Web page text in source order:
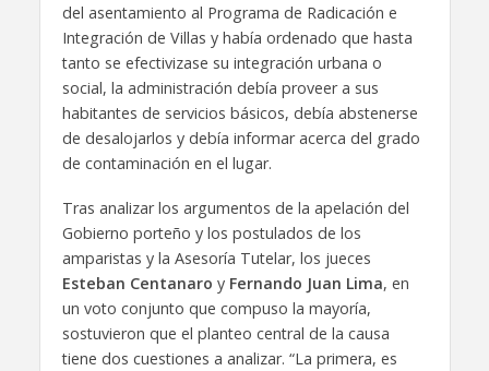
del asentamiento al Programa de Radicación e
Integración de Villas y había ordenado que hasta
tanto se efectivizase su integración urbana o
social, la administración debía proveer a sus
habitantes de servicios básicos, debía abstenerse
de desalojarlos y debía informar acerca del grado
de contaminación en el lugar.
Tras analizar los argumentos de la apelación del
Gobierno porteño y los postulados de los
amparistas y la Asesoría Tutelar, los jueces
Esteban Centanaro y Fernando Juan Lima, en
un voto conjunto que compuso la mayoría,
sostuvieron que el planteo central de la causa
tiene dos cuestiones a analizar. “La primera, es